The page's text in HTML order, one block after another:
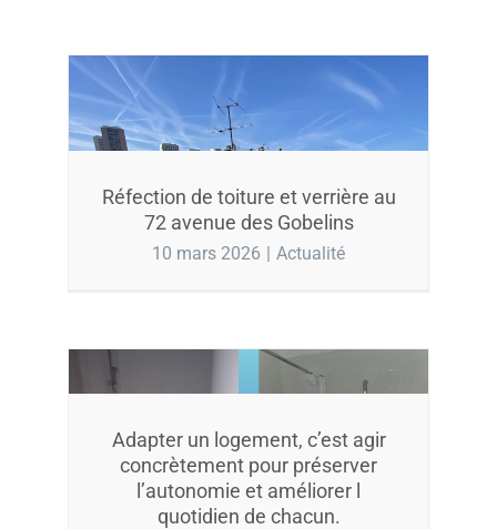
Réfection de toiture et verrière au
72 avenue des Gobelins
10 mars 2026 | Actualité
Adapter un logement, c’est agir
concrètement pour préserver
l’autonomie et améliorer l
quotidien de chacun.